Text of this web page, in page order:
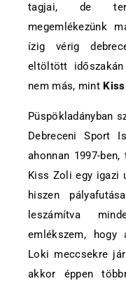
tagjai, de
megemlékezünk
ízig vérig
eltöltött
nem más, mint
Püspökladányban
Debreceni Sport
ahonnan 1997-
Kiss Zoli egy igazi
hiszen
leszámítva
emlékszem, hogy
Loki meccsekre
akkor éppen